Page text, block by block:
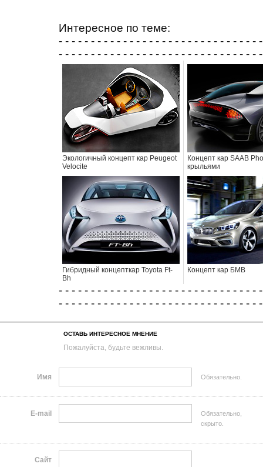
Интересное по теме:
- - - - - - - - - - - - - - - - - - - - - - - - - - - - - - -
- - - - - - - - - - - - - - - - - - - - - - - - - - - - - - -
Экологичный концепт кар Peugeot
Velocite
Концепт кар SAAB
крыльями
Гибридный концепткар Toyota Ft-
Bh
Концепт кар БМВ
- - - - - - - - - - - - - - - - - - - - - - - - - - - - - - -
- - - - - - - - - - - - - - - - - - - - - - - - - - - - - - -
ОСТАВЬ ИНТЕРЕСНОЕ МНЕНИЕ
Пожалуйста, будьте вежливы.
Имя Обязательно.
E-mail
Обязательно,
скрыто.
Сайт